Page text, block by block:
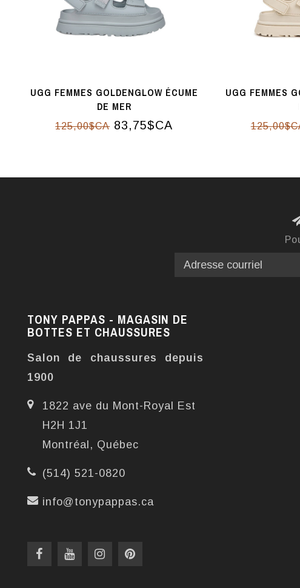
UGG FEMMES GOLDENGLOW ÉCUME
DE MER
125,00$CA83,75$CA
UGG FEMMES
TONY PAPPAS - MAGASIN DE
BOTTES ET CHAUSSURES
Salon de chaussures depuis
1900
1822 ave du Mont-Royal Est
H2H 1J1
Montréal, Québec
(514) 521-0820
info@tonypappas.ca